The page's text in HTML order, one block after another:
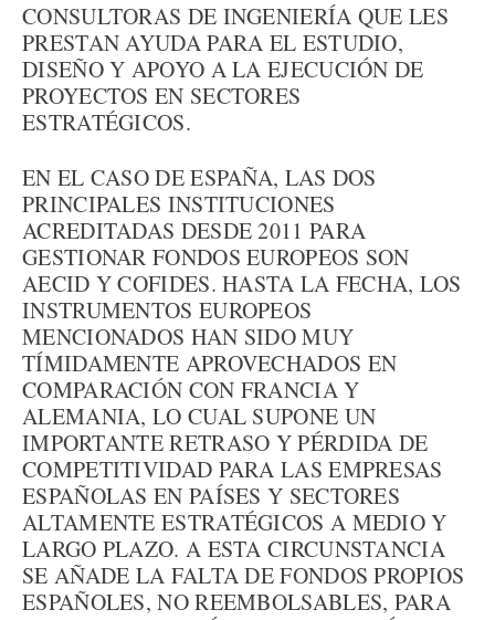
CONSULTORAS DE INGENIERÍA QUE LES
PRESTAN AYUDA PARA EL ESTUDIO,
DISEÑO Y APOYO A LA EJECUCIÓN DE
PROYECTOS EN SECTORES
ESTRATÉGICOS.
EN EL CASO DE ESPAÑA, LAS DOS
PRINCIPALES INSTITUCIONES
ACREDITADAS DESDE 2011 PARA
GESTIONAR FONDOS EUROPEOS SON
AECID Y COFIDES. HASTA LA FECHA, LOS
INSTRUMENTOS EUROPEOS
MENCIONADOS HAN SIDO MUY
TÍMIDAMENTE APROVECHADOS EN
COMPARACIÓN CON FRANCIA Y
ALEMANIA, LO CUAL SUPONE UN
IMPORTANTE RETRASO Y PÉRDIDA DE
COMPETITIVIDAD PARA LAS EMPRESAS
ESPAÑOLAS EN PAÍSES Y SECTORES
ALTAMENTE ESTRATÉGICOS A MEDIO Y
LARGO PLAZO. A ESTA CIRCUNSTANCIA
SE AÑADE LA FALTA DE FONDOS PROPIOS
ESPAÑOLES, NO REEMBOLSABLES, PARA